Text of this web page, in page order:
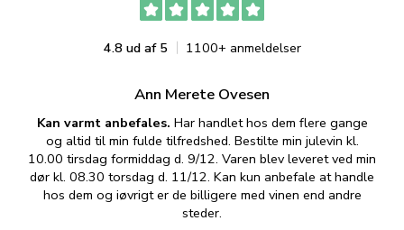
4.8 ud af 5 1100+ anmeldelser
Ann Merete Ovesen
Kan varmt anbefales. Har handlet hos dem flere gange
og altid til min fulde tilfredshed. Bestilte min julevin kl.
10.00 tirsdag formiddag d. 9/12. Varen blev leveret ved min
dør kl. 08.30 torsdag d. 11/12. Kan kun anbefale at handle
hos dem og iøvrigt er de billigere med vinen end andre
steder.